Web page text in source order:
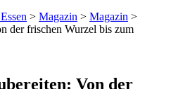
> Magazin > Magazin >
der frischen Wurzel bis zum
Von der